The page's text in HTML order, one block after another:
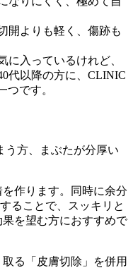
開よりも軽く、傷跡も
に入っているけれど、
代以降の方に、CLINIC
つです。
う方、まぶたが分厚い
作ります。同時に余分
ることで、スッキリと
を望む方におすすめで
る「皮膚切除」を併用